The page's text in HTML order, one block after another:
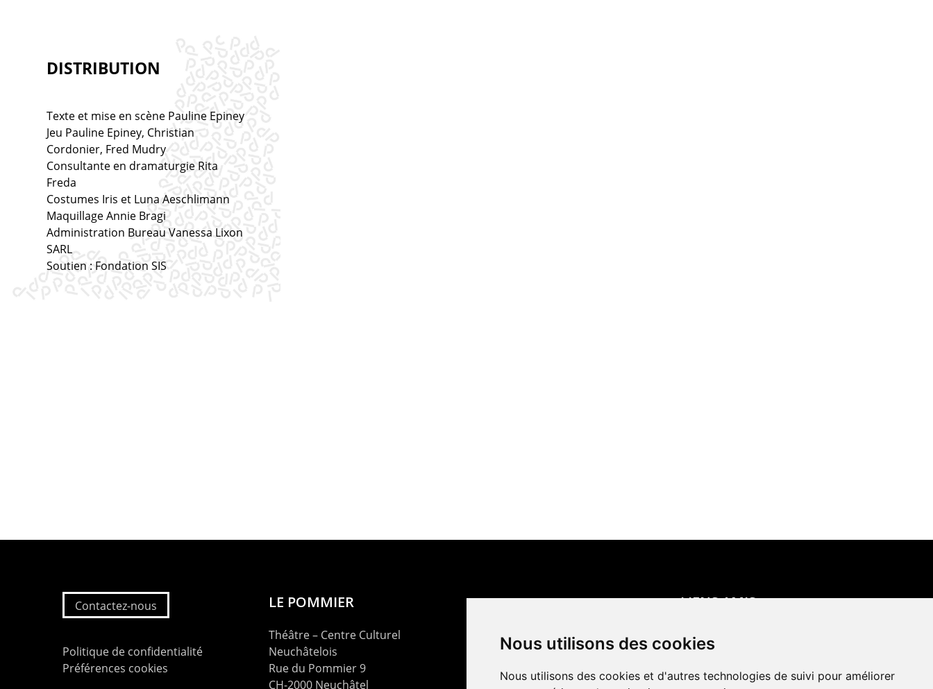
Nous utilisons des cookies
Nous utilisons des cookies et d'autres technologies de suivi pour améliorer
DISTRIBUTION
Texte et mise en scène Pauline Epiney
Jeu Pauline Epiney, Christian
Cordonier, Fred Mudry
Consultante en dramaturgie Rita
Freda
Costumes Iris et Luna Aeschlimann
Maquillage Annie Bragi
Administration Bureau Vanessa Lixon
SARL
Soutien : Fondation SIS
Contactez-nous
Politique de confidentialité
Préférences cookies
LE POMMIER
Théâtre – Centre Culturel
Neuchâtelois
Rue du Pommier 9
CH-2000 Neuchâtel
LIENS AMIS
Centre de culture ABC
Neuchâtel